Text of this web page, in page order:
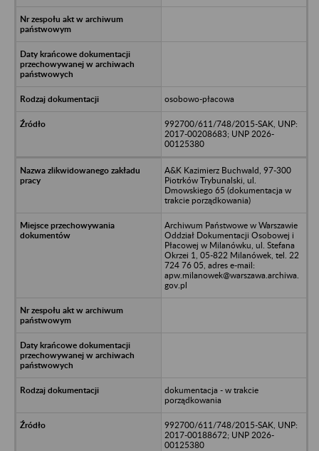
osobowo-płacowa
992700/611/748/2015-SAK, UNP:
2017-00208683; UNP 2026-
00125380
A&K Kazimierz Buchwald, 97-300
Piotrków Trybunalski, ul.
Dmowskiego 65 (dokumentacja w
trakcie porządkowania)
Archiwum Państwowe w Warszawie
Oddział Dokumentacji Osobowej i
Płacowej w Milanówku, ul. Stefana
Okrzei 1, 05-822 Milanówek, tel. 22
724 76 05, adres e-mail:
apw.milanowek@warszawa.archiwa.
gov.pl
dokumentacja - w trakcie
porządkowania
992700/611/748/2015-SAK, UNP:
2017-00188672; UNP 2026-
00125380